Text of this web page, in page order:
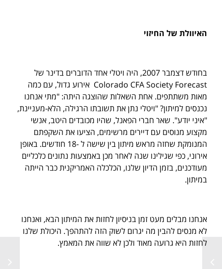
האיוולת של החיזוי
בחודש דצמבר 2007, היה ויטלי אחד הדוברים בדינר של
Colorado CFA Society Forecast אירוע גדול, עם כמה
מאות משתתפים. אחת השאלות שהוצגה היתה: "מתי אנחנו
נכנסים למיתון? "ויטלי נתן את תשובתו הרגילה, הלא-מעניינת,
"איני יודע". שאר חברי הפאנל, שהיו מכובדים היטב, אנשי
מקצוע מנוסים עם דיירים מרשימים, הציעו את השקפתם
המנומקת שחזה מראש מיתון בין שישה ל -18 חודשים. באופן
אירוני, כפי שגילינו שנה לאחר מכן באמצעות נתונים כלכליים
מעודכנים, בזמן הדיון שלנו, הכלכלה האמריקנית כבר הייתה
במיתון.
אנחנו מבלים מעט זמן בניסיון לחזות את המיתון הבא, ואנחנו
לא מנסים להבין מה יגרום לשוק הזה להתהפך. היכולת שלנו
לחזות היא גרועה מאוד ולכן לא שווה את המאמץ.